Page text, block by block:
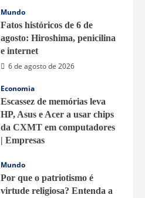
Mundo
Fatos históricos de 6 de
agosto: Hiroshima, penicilina
e internet
6 de agosto de 2026
Economia
Escassez de memórias leva
HP, Asus e Acer a usar chips
da CXMT em computadores
| Empresas
Mundo
Por que o patriotismo é
virtude religiosa? Entenda a